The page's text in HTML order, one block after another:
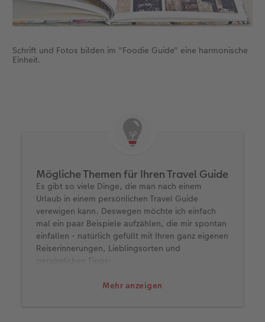
Schrift und Fotos bilden im "Foodie Guide" eine harmonische
Einheit.
Mehr anzeigen
Mögliche Themen für Ihren Travel Guide
Es gibt so viele Dinge, die man nach einem
Urlaub in einem persönlichen Travel Guide
verewigen kann. Deswegen möchte ich einfach
mal ein paar Beispiele aufzählen, die mir spontan
einfallen - natürlich gefüllt mit Ihren ganz eigenen
Reiserinnerungen, Lieblingsorten und
persönlichen Tipps:
klassischer, persönlicher City-Guide, zum